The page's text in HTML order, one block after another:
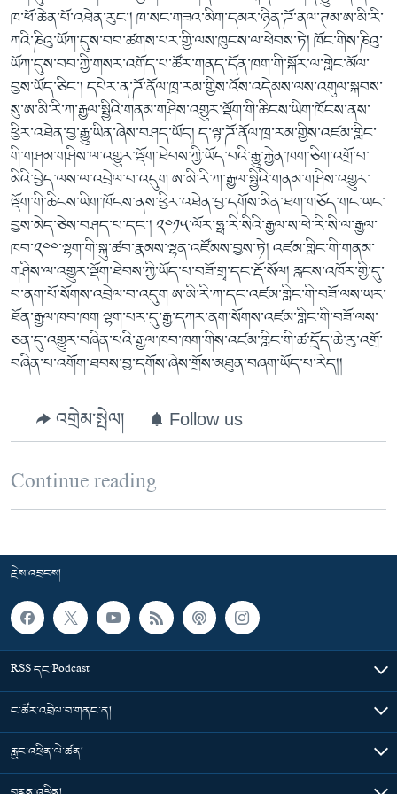
ཁ་ཕོ་ཆེན་པོ་འཐེན་རུང་། ཁ་སང་གཟའ་མིག་དམར་ཉིན་ཌོ་ནལ་ཊམ་ཨ་མི་རི་
ཀའི་ཎིའུ་ཡོཀ་དུས་བབ་ཚགས་པར་གྱི་ལས་ཁུངས་ལ་ཕེབས་ཏེ། ཁོང་གིས་ཎིའུ་
ཡོཀ་དུས་བབ་ཀྱི་གསར་འགོད་པ་ཚོར་གནད་དོན་ཁག་གི་སྐོར་ལ་གླེང་མོལ་
བྱས་ཡོད་ཅིང་། དཔེར་ན་ཌོ་ནོལ་ཁྲ་རམ་གྱིས་འོས་འདེམས་ལས་འགུལ་སྐབས་
སུ་ཨ་མི་རི་ཀ་རྒྱལ་སྤྱིའི་གནམ་གཤིས་འགྱུར་ལྡོག་གི་ཆིངས་ཡིག་ཁོངས་ནས་
ཕྱིར་འཐེན་བྱ་རྒྱུ་ཡིན་ཞེས་བཤད་ཡོད། ད་ལྟ་ཌོ་ནོལ་ཁྲ་རམ་གྱིས་འཛམ་གླིང་
གི་གཤམ་གཤིས་ལ་འགྱུར་ལྡོག་ཐེབས་ཀྱི་ཡོད་པའི་རྒྱུ་རྐྱེན་ཁག་ཅིག་འགྲོ་བ་
མིའི་བྱེད་ལས་ལ་འབྲེལ་བ་འདུག ཨ་མི་རི་ཀ་རྒྱལ་སྤྱིའི་གནམ་གཤིས་འགྱུར་
ལྡོག་གི་ཆིངས་ཡིག་ཁོངས་ནས་ཕྱིར་འཐེན་བྱ་དགོས་མིན་ཐག་གཅོད་གང་ཡང་
བྱས་མེད་ཅེས་བཤད་པ་དང་། ༢༠༡༥་ལོར་ཧྥ་རི་སིའི་རྒྱལ་ས་ཕེ་རི་སི་ལ་རྒྱལ་
ཁབ་༢༠༠་ལྷག་གི་སྐུ་ཚབ་རྣམས་ལྷན་འཛོམས་བྱས་ཏེ། འཛམ་གླིང་གི་གནམ་
གཤིས་ལ་འགྱུར་ལྡོག་ཐེབས་ཀྱི་ཡོད་པ་བཟོ་གྲྭ་དང་རྡོ་སོལ། རླངས་འཁོར་གྱི་དུ་
བ་ནག་པོ་སོགས་འབྲེལ་བ་འདུག ཨ་མི་རི་ཀ་དང་འཛམ་གླིང་གི་བཟོ་ལས་ཡར་
ཐོན་རྒྱལ་ཁབ་ཁག ལྷག་པར་དུ་རྒྱ་དཀར་ནག་སོགས་འཛམ་གླིང་གི་བཟོ་ལས་
ཅན་དུ་འགྱུར་བཞིན་པའི་རྒྱལ་ཁབ་ཁག་གིས་འཛམ་གླིང་གི་ཚ་དྲོད་ཆེ་རུ་འགྲོ་
བཞིན་པ་འགོག་ཐབས་བྱ་དགོས་ཞེས་གྲོས་མཐུན་བཞག་ཡོད་པ་རེད།།
འགྲེམ་སྤེལ། Follow us
Continue reading
རྗེས་འབྲངས།
RSS དང་Podcast
ང་ཚོར་འབྲེལ་བ་གནང་ན།
རླུང་འཕྲིན་ལེ་ཚན།